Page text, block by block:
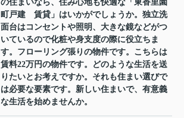
の住まいなら、住み心地も快適な「東香里園
町戸建 賃貸」はいかがでしょうか。独立洗
面台はコンセントや照明、大きな鏡などがつ
いているので化粧や身支度の際に役立ちま
す。フローリング張りの物件です。こちらは
賃料22万円の物件です。どのような生活を送
りたいとお考えですか。それも住まい選びで
は必要な要素です。新しい住まいで、有意義
な生活を始めませんか。